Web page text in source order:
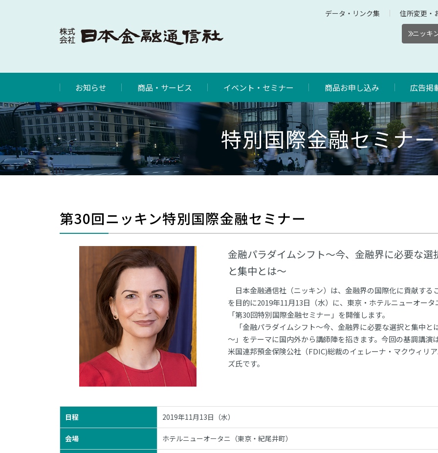
データ・リンク集 住所変更・
ニッキ
お知らせ 商品・サービス イベント・セミナー 商品お申し込み 広告掲
特別国際金融セミナー
第30回ニッキン特別国際金融セミナー
金融パラダイムシフト～今、金融界に必要な選
と集中とは～
日本金融通信社（ニッキン）は、金融界の国際化に貢献する
を目的に2019年11月13日（水）に、東京・ホテルニューオータ
「第30回特別国際金融セミナー」を開催します。
「金融パラダイムシフト～今、金融界に必要な選択と集中と
～」をテーマに国内外から講師陣を招きます。今回の基調講演
米国連邦預金保険公社（FDIC)総裁のイェレーナ・マクウィリ
ズ氏です。
日程 2019年11月13日（水）
会場 ホテルニューオータニ（東京・紀尾井町）